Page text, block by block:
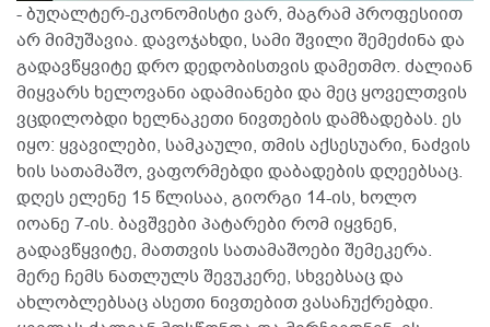
- ბუღალტერ-ეკონომისტი ვარ, მაგრამ პროფესიით
არ მიმუშავია. დავოჯახდი, სამი შვილი შემეძინა და
გადავწყვიტე დრო დედობისთვის დამეთმო. ძალიან
მიყვარს ხელოვანი ადამიანები და მეც ყოველთვის
ვცდილობდი ხელნაკეთი ნივთების დამზადებას. ეს
იყო: ყვავილები, სამკაული, თმის აქსესუარი, ნაძვის
ხის სათამაშო, ვაფორმებდი დაბადების დღეებსაც.
დღეს ელენე 15 წლისაა, გიორგი 14-ის, ხოლო
იოანე 7-ის. ბავშვები პატარები რომ იყვნენ,
გადავწყვიტე, მათთვის სათამაშოები შემეკერა.
მერე ჩემს ნათლულს შევუკერე, სხვებსაც და
ახლობლებსაც ასეთი ნივთებით ვასაჩუქრებდი.